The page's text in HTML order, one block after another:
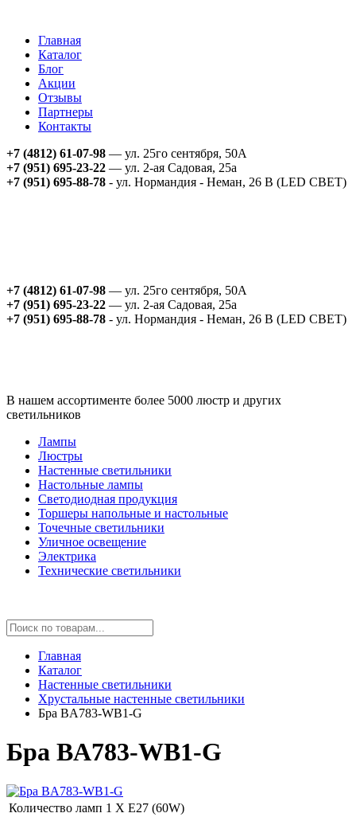
Главная
Каталог
Блог
Акции
Отзывы
Партнеры
Контакты
+7 (4812) 61-07-98 — ул. 25го сентября, 50А
+7 (951) 695-23-22 — ул. 2-ая Садовая, 25а
+7 (951) 695-88-78 - ул. Нормандия - Неман, 26 В (LED СВЕТ)
+7 (4812) 61-07-98 — ул. 25го сентября, 50А
+7 (951) 695-23-22 — ул. 2-ая Садовая, 25а
+7 (951) 695-88-78 - ул. Нормандия - Неман, 26 В (LED СВЕТ)
В нашем ассортименте более 5000 люстр и других
светильников
Лампы
Люстры
Настенные светильники
Настольные лампы
Светодиодная продукция
Торшеры напольные и настольные
Точечные светильники
Уличное освещение
Электрика
Технические светильники
Главная
Каталог
Настенные светильники
Хрустальные настенные светильники
Бра BA783-WB1-G
Бра BA783-WB1-G
Количество ламп 1 Х E27 (60W)